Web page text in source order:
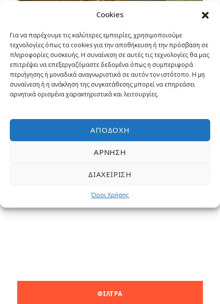
Cookies
Για να παρέχουμε τις καλύτερες εμπειρίες, χρησιμοποιούμε
τεχνολογίες όπως τα cookies για την αποθήκευση ή την πρόσβαση σε
πληροφορίες συσκευής. Η συναίνεση σε αυτές τις τεχνολογίες θα μας
επιτρέψει να επεξεργαζόμαστε δεδομένα όπως η συμπεριφορά
περιήγησης ή μοναδικά αναγνωριστικά σε αυτόν τον ιστότοπο. Η μη
συναίνεση ή η ανάκληση της συγκατάθεσης μπορεί να επηρεάσει
αρνητικά ορισμένα χαρακτηριστικά και λειτουργίες.
ΑΠΟΔΟΧΉ
ΆΡΝΗΣΗ
ΔΙΑΧΕΊΡΙΣΗ
Όροι Χρήσης
Χριστούγεννα στο Περού –
Εξερευνώντας το Machu Picchu:
Ιερή Κοιλάδα των Ίνκας – Αρχαία
Αλατωρυχεία στο Μάρας –
Ομαδική Εκδρομή
Αεροπορικώς